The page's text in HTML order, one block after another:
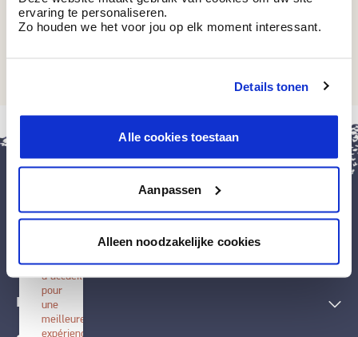
ervaring te personaliseren.
Zo houden we het voor jou op elk moment interessant.
Details tonen
Alle cookies toestaan
Aanpassen
Alleen noodzakelijke cookies
Techniques décoratives
Inspiration
BOSS
application
écran
d'accueil
pour
une
meilleure
expérience.
fermer